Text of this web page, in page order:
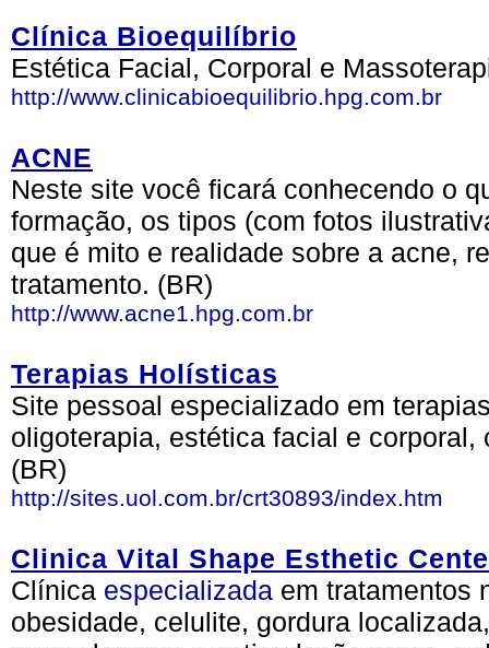
Clínica Bioequilíbrio
Estética Facial, Corporal e
http://www.clinicabioequilibrio.hpg.com.br
ACNE
Neste site você ficará conhecendo o
formação, os tipos (com fotos
que é mito e realidade sobre a acne,
tratamento. (BR)
http://www.acne1.hpg.com.br
Terapias Holísticas
Site pessoal especializado em
oligoterapia, estética facial e
(BR)
http://sites.uol.com.br/crt30893/index.htm
Clinica Vital Shape Esthetic
Clínica especializada em tratamentos
obesidade, celulite, gordura